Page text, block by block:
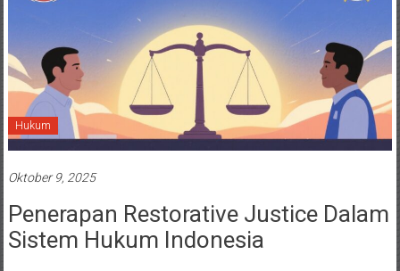
Hukum
Oktober 9, 2025
Penerapan Restorative Justice Dalam
Sistem Hukum Indonesia